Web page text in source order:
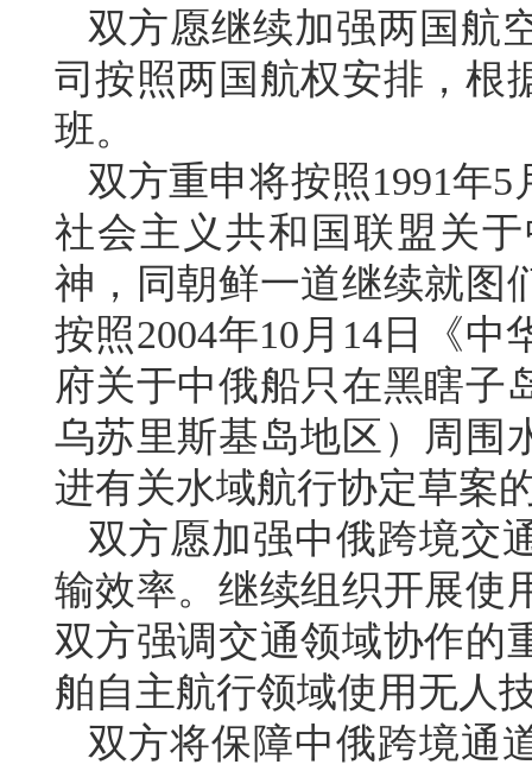
双方愿继续加强两国航
司按照两国航权安排，根
班。
双方重申将按照1991年
社会主义共和国联盟关
神，同朝鲜一道继续就图
按照2004年10月14日《
府关于中俄船只在黑瞎子
乌苏里斯基岛地区）周围
进有关水域航行协定草案
双方愿加强中俄跨境交
输效率。继续组织开展使
双方强调交通领域协作的
舶自主航行领域使用无人
双方将保障中俄跨境通